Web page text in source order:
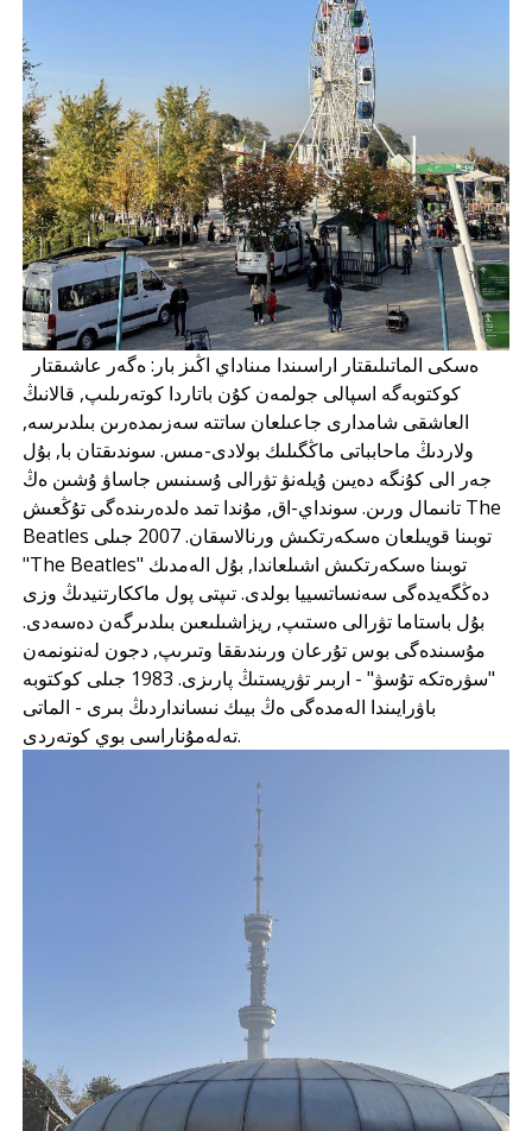
كوكتوبەگە اسپالى جولمەن كۇن باتاردا كوتەرىلىپ, قالانىڭ
العاشقى شامدارى جاعىلعان ساتتە سەزىمدەرىن بىلدىرسە,
ولاردىڭ ماحابباتى ماڭگىلىك بولادى-مىس. سوندىقتان با, بۇل
جەر الى كۇنگە دەيىن ۇيلەنۋ تۋرالى ۇسىنىس جاساۋ ۇشىن ەڭ
تانىمال ورىن. سونداي-اق, مۇندا تمد ەلدەرىندەگى تۇڭعىش The
Beatles توبىنا قويىلعان ەسكەرتكىش ورنالاسقان. 2007 جىلى
"The Beatles" توبىنا ەسكەرتكىش اشىلعاندا, بۇل الەمدىك
دەڭگەيدەگى سەنساتسييا بولدى. تىپتى پول ماككارتنيدىڭ وزى
بۇل باستاما تۋرالى ەستىپ, ريزاشىلىعىن بىلدىرگەن دەسەدى.
مۇسىندەگى بوس تۇرعان ورىندىققا وتىرىپ, دجون لەننونمەن
"سۋرەتكە تۇسۋ" - اربىر تۋريستىڭ پارىزى. 1983 جىلى كوكتوبە
باۋرايىندا الەمدەگى ەڭ بيىك نىسانداردىڭ بىرى - الماتى
تەلەمۇناراسى بوي كوتەردى.